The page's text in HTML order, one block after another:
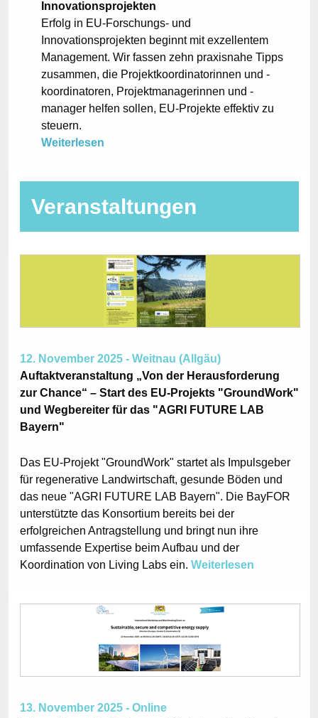
Innovationsprojekten
Erfolg in EU-Forschungs- und
Innovationsprojekten beginnt mit exzellentem
Management. Wir fassen zehn praxisnahe Tipps
zusammen, die Projektkoordinatorinnen und -
koordinatoren, Projektmanagerinnen und -
manager helfen sollen, EU-Projekte effektiv zu
steuern.
Weiterlesen
Veranstaltungen
12. November 2025 - Weitnau (Allgäu)
Auftaktveranstaltung „Von der Herausforderung
zur Chance“ – Start des EU-Projekts "GroundWork"
und Wegbereiter für das "AGRI FUTURE LAB
Bayern"
Das EU-Projekt "GroundWork" startet als Impulsgeber
für regenerative Landwirtschaft, gesunde Böden und
das neue "AGRI FUTURE LAB Bayern". Die BayFOR
unterstützte das Konsortium bereits bei der
erfolgreichen Antragstellung und bringt nun ihre
umfassende Expertise beim Aufbau und der
Koordination von Living Labs ein. Weiterlesen
13. November 2025 - Online